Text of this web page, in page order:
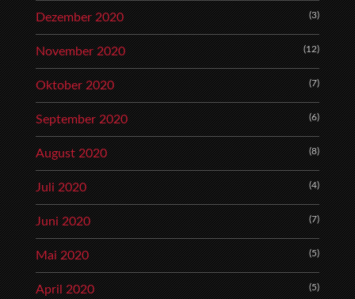
Dezember 2020 (3)
November 2020 (12)
Oktober 2020 (7)
September 2020 (6)
August 2020 (8)
Juli 2020 (4)
Juni 2020 (7)
Mai 2020 (5)
April 2020 (5)